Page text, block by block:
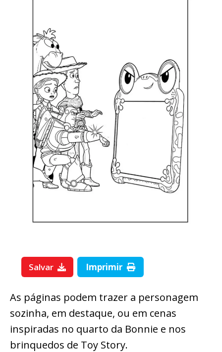
Salvar Imprimir
As páginas podem trazer a personagem
sozinha, em destaque, ou em cenas
inspiradas no quarto da Bonnie e nos
brinquedos de Toy Story.